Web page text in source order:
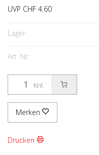
UVP CHF 4.60
Lager:
Art. Nr:
Knl.
Merken
Drucken